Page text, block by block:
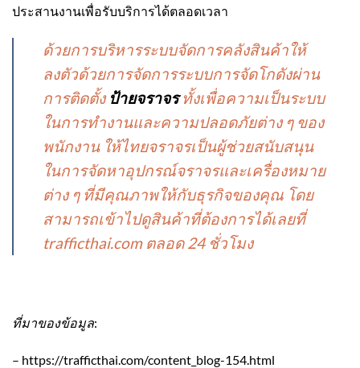
ประสานงานเพื่อรับบริการได้ตลอดเวลา
ด้วยการบริหารระบบจัดการคลังสินค้าให้
ลงตัวด้วยการจัดการระบบการจัดโกดังผ่าน
การติดตั้ง ป้ายจราจรทั้งเพื่อความเป็นระบบ
ในการทำงานและความปลอดภัยต่าง ๆ ของ
พนักงาน ให้ไทยจราจรเป็นผู้ช่วยสนับสนุน
ในการจัดหาอุปกรณ์จราจรและเครื่องหมาย
ต่าง ๆ ที่มีคุณภาพให้กับธุรกิจของคุณ โดย
สามารถเข้าไปดูสินค้าที่ต้องการได้เลยที่
trafficthai.com ตลอด 24 ชั่วโมง
ที่มาของข้อมูล:
– https://trafficthai.com/content_blog-154.html